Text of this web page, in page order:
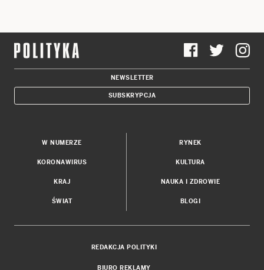
NEWSLETTER
SUBSKRYPCJA
W NUMERZE
KORONAWIRUS
KRAJ
ŚWIAT
RYNEK
KULTURA
NAUKA I ZDROWIE
BLOGI
REDAKCJA POLITYKI
BIURO REKLAMY